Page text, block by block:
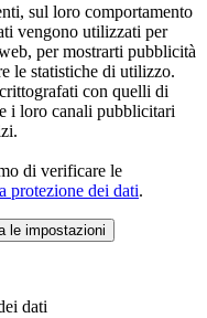
sul loro comportamento
vengono utilizzati per
per mostrarti pubblicità
le statistiche di utilizzo.
con quelli di
i loro canali pubblicitari
di verificare le
protezione dei dati.
le impostazioni
dati